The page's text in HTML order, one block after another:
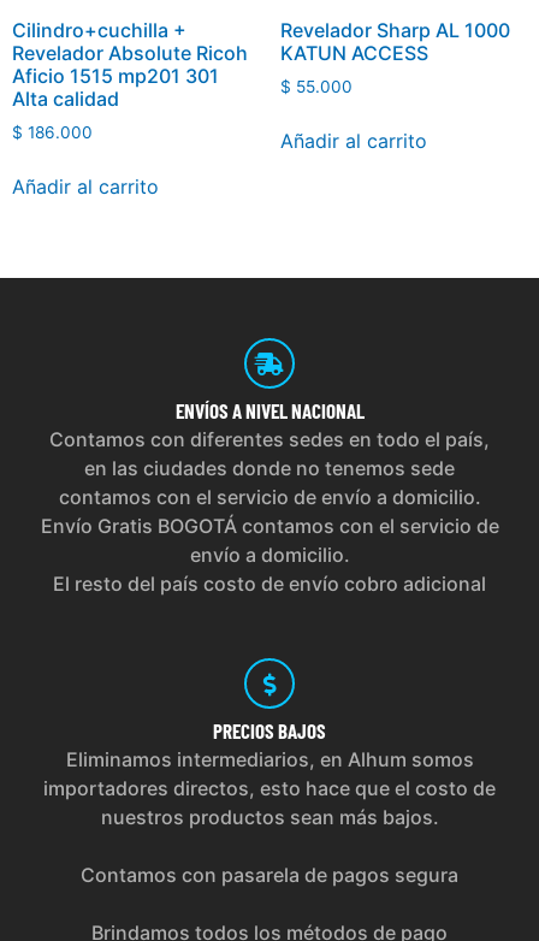
Cilindro+cuchilla +
Revelador Absolute Ricoh
Aficio 1515 mp201 301
Alta calidad
$ 186.000
Añadir al carrito
Revelador Sharp AL 1000
KATUN ACCESS
$ 55.000
Añadir al carrito
ENVÍOS A NIVEL NACIONAL
Contamos con diferentes sedes en todo el país,
en las ciudades donde no tenemos sede
contamos con el servicio de envío a domicilio.
Envío Gratis BOGOTÁ contamos con el servicio de
envío a domicilio.
El resto del país costo de envío cobro adicional
PRECIOS BAJOS
Eliminamos intermediarios, en Alhum somos
importadores directos, esto hace que el costo de
nuestros productos sean más bajos.
Contamos con pasarela de pagos segura
Brindamos todos los métodos de pago